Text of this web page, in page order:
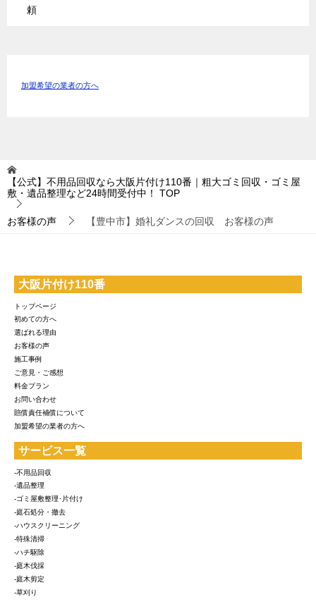
頼
加盟希望の業者の方へ
【公式】不用品回収なら大阪片付け110番｜粗大ゴミ回収・ゴミ屋
敷・遺品整理など24時間受付中！
TOP
お客様の声 【豊中市】婚礼ダンスの回収 お客様の声
大阪片付け110番
トップページ
初めての方へ
選ばれる理由
お客様の声
施工事例
ご意見・ご感想
料金プラン
お問い合わせ
賠償責任補償について
加盟希望の業者の方へ
サービス一覧
-不用品回収
-遺品整理
-ゴミ屋敷整理･片付け
-庭石処分・撤去
-ハウスクリーニング
-特殊清掃
-ハチ駆除
-庭木伐採
-庭木剪定
-草刈り